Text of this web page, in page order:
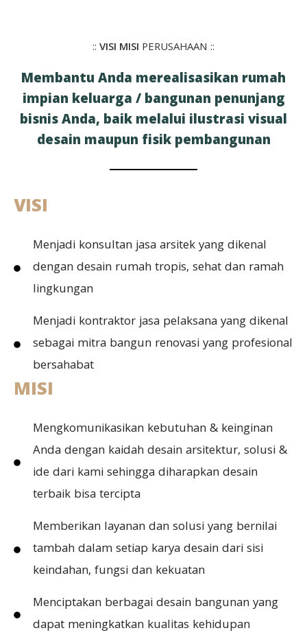
::VISI MISI PERUSAHAAN ::
Membantu Anda merealisasikan rumah
impian keluarga / bangunan penunjang
bisnis Anda, baik melalui ilustrasi visual
desain maupun fisik pembangunan
VISI
Menjadi konsultan jasa arsitek yang dikenal
dengan desain rumah tropis, sehat dan ramah
lingkungan
Menjadi kontraktor jasa pelaksana yang dikenal
sebagai mitra bangun renovasi yang profesional
bersahabat
MISI
Mengkomunikasikan kebutuhan & keinginan
Anda dengan kaidah desain arsitektur, solusi &
ide dari kami sehingga diharapkan desain
terbaik bisa tercipta
Memberikan layanan dan solusi yang bernilai
tambah dalam setiap karya desain dari sisi
keindahan, fungsi dan kekuatan
Menciptakan berbagai desain bangunan yang
dapat meningkatkan kualitas kehidupan